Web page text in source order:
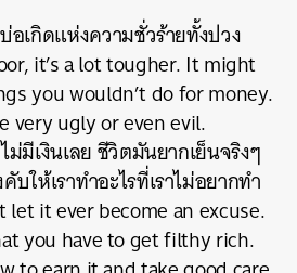
อเกิดแห่งความชั่วร้ายทั้งปวง
it’s a lot tougher. It might
you wouldn’t do for money.
very ugly or even evil.
มีเงินเลย ชีวิตมันยากเย็นจริงๆ
ให้เราทำอะไรที่เราไม่อยากทำ
let it ever become an excuse.
you have to get filthy rich.